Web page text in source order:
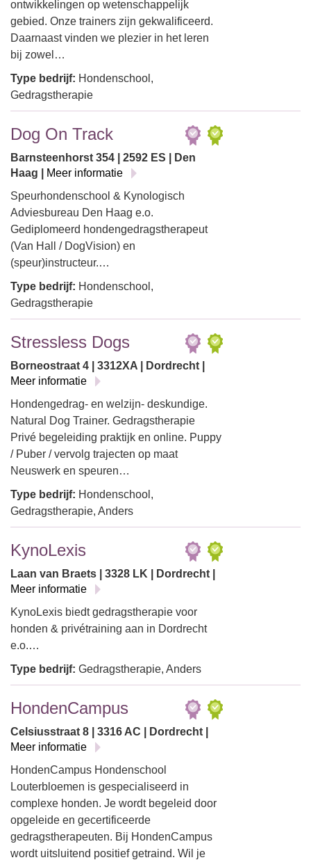
ontwikkelingen op wetenschappelijk
gebied. Onze trainers zijn gekwalificeerd.
Daarnaast vinden we plezier in het leren
bij zowel…
Type bedrijf: Hondenschool,
Gedragstherapie
Dog On Track
Barnsteenhorst 354 | 2592 ES | Den
Haag |
Meer informatie
Speurhondenschool & Kynologisch
Adviesbureau Den Haag e.o.
Gediplomeerd hondengedragstherapeut
(Van Hall / DogVision) en
(speur)instructeur.…
Type bedrijf: Hondenschool,
Gedragstherapie
Stressless Dogs
Borneostraat 4 | 3312XA | Dordrecht |
Meer informatie
Hondengedrag- en welzijn- deskundige.
Natural Dog Trainer. Gedragstherapie
Privé begeleiding praktijk en online. Puppy
/ Puber / vervolg trajecten op maat
Neuswerk en speuren…
Type bedrijf: Hondenschool,
Gedragstherapie, Anders
KynoLexis
Laan van Braets | 3328 LK | Dordrecht |
Meer informatie
KynoLexis biedt gedragstherapie voor
honden & privétraining aan in Dordrecht
e.o.…
Type bedrijf: Gedragstherapie, Anders
HondenCampus
Celsiusstraat 8 | 3316 AC | Dordrecht |
Meer informatie
HondenCampus Hondenschool
Louterbloemen is gespecialiseerd in
complexe honden. Je wordt begeleid door
opgeleide en gecertificeerde
gedragstherapeuten. Bij HondenCampus
wordt uitsluitend positief getraind. Wil je